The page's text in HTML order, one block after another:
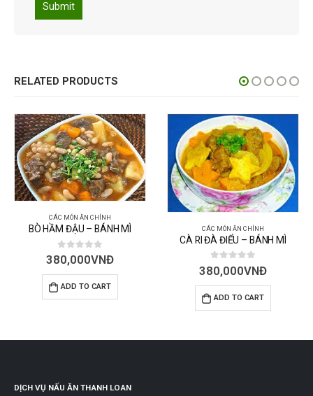
RELATED PRODUCTS
CÁC MÓN ĂN CHÍNH
CÀ RI ĐÀ ĐIỂU – BÁNH MÌ
0 out of 5
ADD TO CART
CÁC MÓN ĂN CHÍNH
BÒ HẦM PATE – BÁNH
0out of 5
380,000
ADD TO CART
DỊCH VỤ NẤU ĂN THANH LOAN